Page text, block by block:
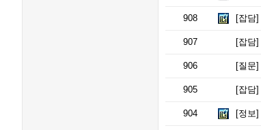
908 [잡담]
907 [잡담]
906 [질문]
905 [잡담]
904 [정보]